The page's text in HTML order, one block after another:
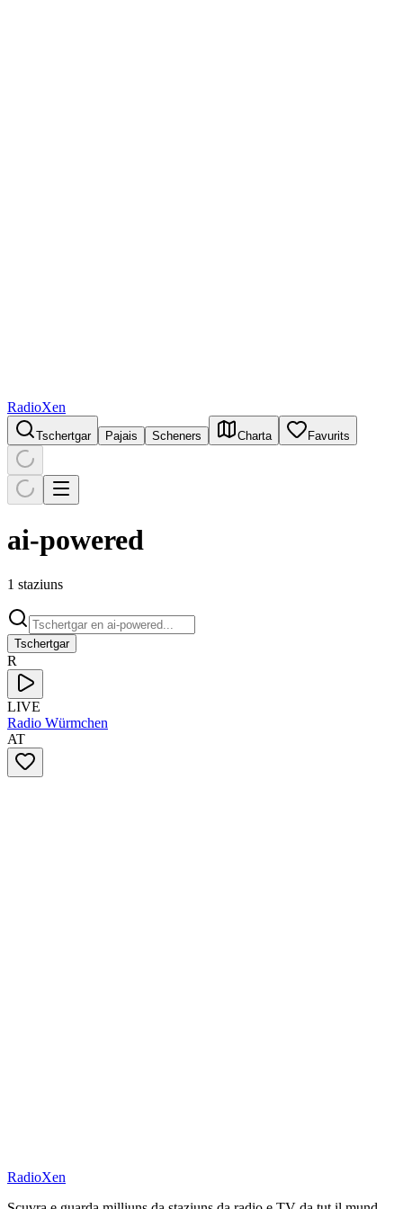
RadioXen
Tschertgar Pajais Scheners Charta Favurits
ai-powered
1 staziuns
Tschertgar
R
LIVE
Radio Würmchen
AT
RadioXen